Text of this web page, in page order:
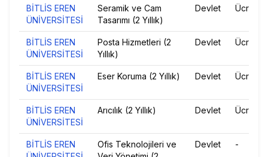
BİTLİS EREN
ÜNİVERSİTESİ
Seramik ve Cam
Tasarımı (2 Yıllık)
Devlet Ücretsiz
BİTLİS EREN
ÜNİVERSİTESİ
Posta Hizmetleri (2
Yıllık)
Devlet Ücretsiz
BİTLİS EREN
ÜNİVERSİTESİ
Eser Koruma (2 Yıllık) Devlet Ücretsiz
BİTLİS EREN
ÜNİVERSİTESİ
Arıcılık (2 Yıllık) Devlet Ücretsiz
BİTLİS EREN
Ofis Teknolojileri ve
Devlet -